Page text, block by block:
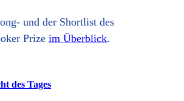
und der Shortlist des
Prize im Überblick.
des Tages